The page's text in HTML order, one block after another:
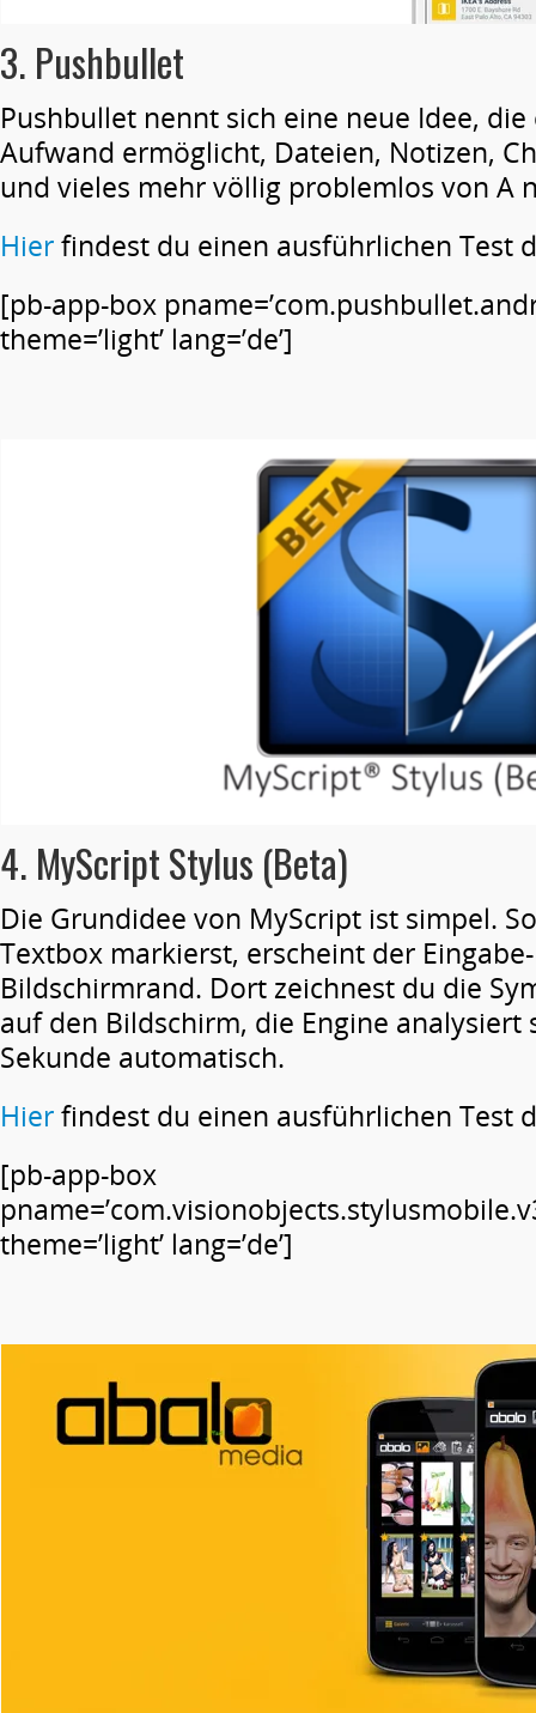
3. Pushbullet
Pushbullet nennt sich eine neue Idee,
Aufwand ermöglicht, Dateien, Notizen,
und vieles mehr völlig problemlos von A
Hierfindest du einen ausführlichen Test
[pb-app-box
theme=’light’ lang=’de’]
4. MyScript Stylus (Beta)
Die Grundidee von MyScript ist simpel.
Textbox markierst, erscheint der
Bildschirmrand. Dort zeichnest du die
auf den Bildschirm, die Engine analysiert
Sekunde automatisch.
Hierfindest du einen ausführlichen Test
[pb-app-box
theme=’light’ lang=’de’]